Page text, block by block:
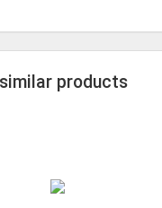
products